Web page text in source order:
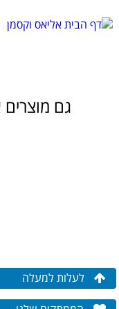
גם מוצרים
לעלות למעלה